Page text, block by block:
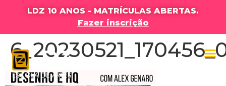
LDZ 10 ANOS - MATRÍCULAS ABERTAS.
Fazer inscrição